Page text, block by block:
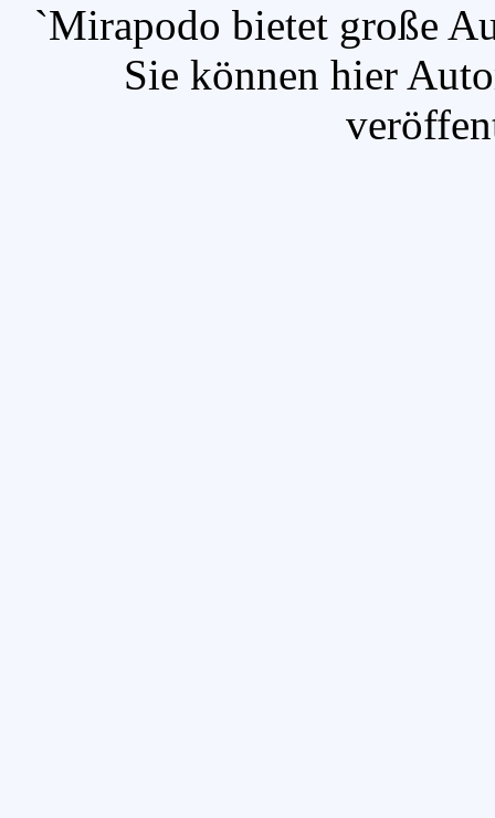
`Mirapodo bietet große
Sie können hier